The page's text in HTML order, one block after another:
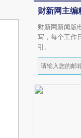
财新网主编
财新网新闻版
写，每个工作
引。